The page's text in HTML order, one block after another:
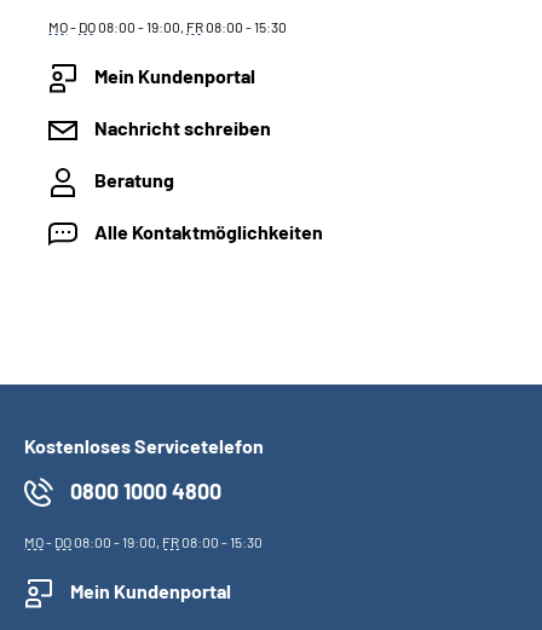
MO- DO08:00 - 19:00, FR08:00 - 15:30
Mein Kundenportal
Nachricht schreiben
Beratung
Alle Kontaktmöglichkeiten
Kostenloses Servicetelefon
0800 1000 4800
MO- DO08:00 - 19:00, FR08:00 - 15:30
Mein Kundenportal